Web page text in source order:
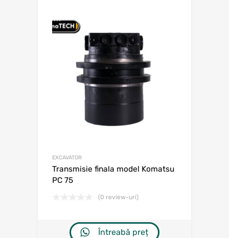
EXCAVATOR
Transmisie finala model Komatsu
PC 75
(0 review-uri)
Întreabă preț